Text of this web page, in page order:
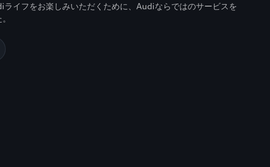
ライフをお楽しみいただくために、Audiならではのサービスを